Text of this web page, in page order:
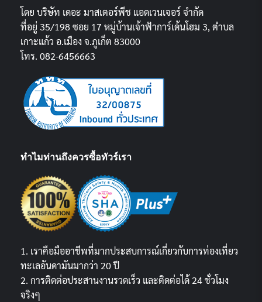
โดย บริษัท เดอะ มาสเตอร์พีช แอดเวนเจอร์ จำกัด
ที่อยู่ 35/198 ซอย 17 หมู่บ้านเจ้าฟ้าการ์เด้นโฮม 3, ตำบล
เกาะแก้ว อ.เมือง จ.ภูเก็ต 83000
โทร. 082-6456663
ทำไมท่านถึงควรซื้อทัวร์เรา
1. เราคือมืออาชีพที่มากประสบการณ์เกี่ยวกับการท่องเที่ยว
ทะเลอันดามันมากว่า 20 ปี
2. การติดต่อประสานงานรวดเร็ว และติดต่อได้ 24 ชั่วโมง
จริงๆ